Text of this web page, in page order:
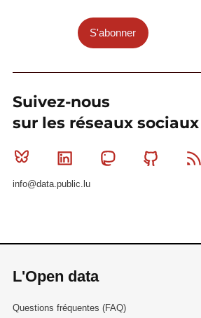
S'abonner
Suivez-nous
sur les réseaux sociaux
Bluesky Linkedin MastodonGithub
info@data.public.lu
L'Open data
Questions fréquentes (FAQ)